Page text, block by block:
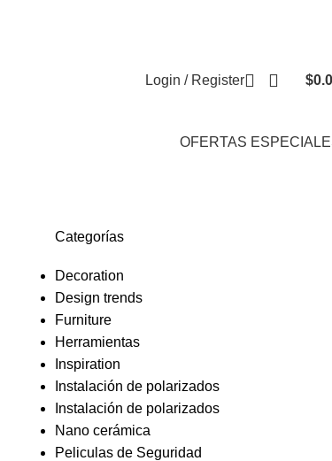
Login / Register $
OFERTAS
Categorías
Decoration
Design trends
Furniture
Herramientas
Inspiration
Instalación de polarizados
Instalación de polarizados
Nano cerámica
Peliculas de Seguridad